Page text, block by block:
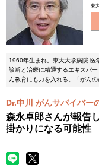
東
1960年生まれ。東大大学病院 医
診断と治療に精通するエキスパ
ん教育にも力を入れる。「がん
Dr.中川 がんサバイバー
森永卓郎さんが報告
掛かりになる可能性